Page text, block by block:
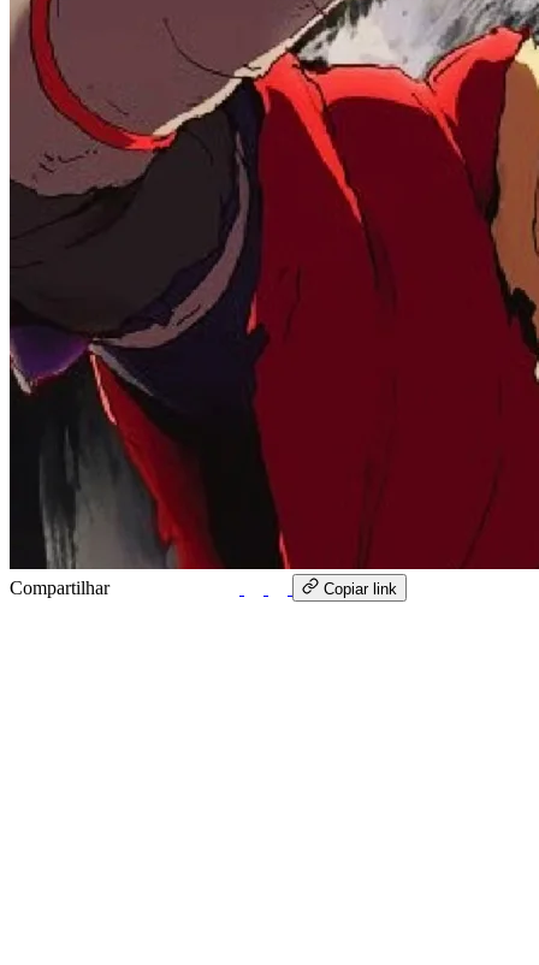
Compartilhar Copiar link